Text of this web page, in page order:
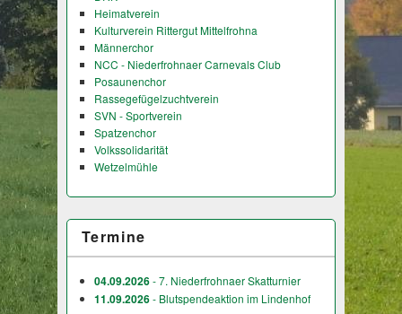
Heimatverein
Kulturverein Rittergut Mittelfrohna
Männerchor
NCC - Niederfrohnaer Carnevals Club
Posaunenchor
Rassegefügelzuchtverein
SVN - Sportverein
Spatzenchor
Volkssolidarität
Wetzelmühle
Termine
04.09.2026- 7. Niederfrohnaer Skatturnier
11.09.2026- Blutspendeaktion im Lindenhof